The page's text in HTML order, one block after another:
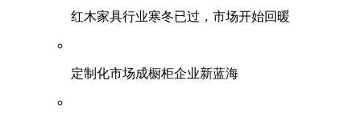
红木家具行业寒冬已过，市场开始回暖
定制化市场成橱柜企业新蓝海